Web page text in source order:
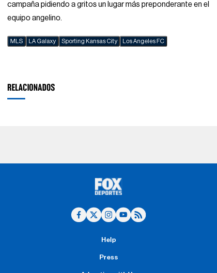
campaña pidiendo a gritos un lugar más preponderante en el
equipo angelino.
MLS LA Galaxy Sporting Kansas City Los Angeles FC
RELACIONADOS
Help
Press